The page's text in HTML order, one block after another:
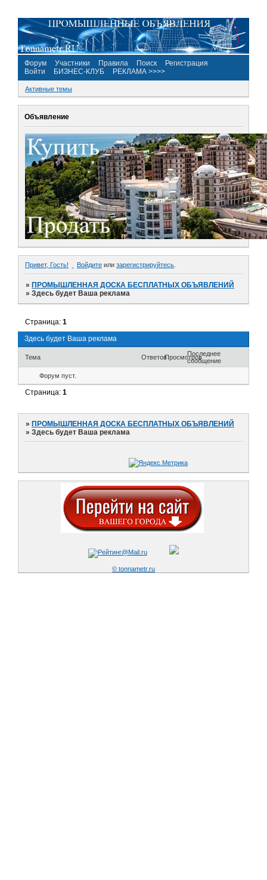
Форум Участники Правила Поиск
Регистрация
Войти
БИЗНЕС-КЛУБ РЕКЛАМА >>>>
Активные темы
Объявление
Привет, Гость! Войдите или зарегистрируйтесь
»ПРОМЫШЛЕННАЯ ДОСКА БЕСПЛАТНЫХ ОБЪЯВЛЕНИЙ
»Здесь будет Ваша реклама
Здесь будет Ваша реклама
Страница:1
Тема ОтветовПросмотровПоследнее
сообщение
Форум пуст.
Страница:1
» ПРОМЫШЛЕННАЯ ДОСКА БЕСПЛАТНЫХ ОБЪЯВЛЕНИЙ
»Здесь будет Ваша реклама
© tonnametr.ru